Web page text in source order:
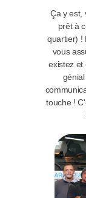
Ça y est,
prêt à
quartier) !
vous
existez et
touche !